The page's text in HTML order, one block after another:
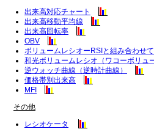
出来高対応チャート
出来高移動平均線
出来高回転率
OBV
ボリュームレシオーRSIと組み合わせ
和光ボリュームレシオ（ワコーボリュ
逆ウォッチ曲線（逆時計曲線）
価格帯別出来高
MFI
その他
レシオケータ